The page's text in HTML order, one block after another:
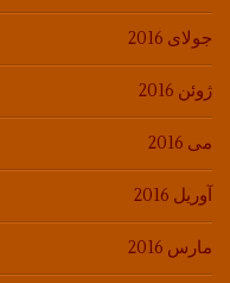
جولای 2016
ژوئن 2016
می 2016
آوریل 2016
مارس 2016